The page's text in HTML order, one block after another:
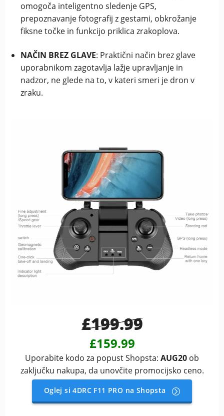
omogoča inteligentno sledenje GPS,
prepoznavanje fotografij z gestami, obkrožanje
fiksne točke in funkcijo priklica zrakoplova.
NAČIN BREZ GLAVE: Praktični način brez glave
uporabnikom zagotavlja lažje upravljanje in
nadzor, ne glede na to, v kateri smeri je dron v
zraku.
£199.99
£159.99
Uporabite kodo za popust Shopsta: AUG20 ob
zaključku nakupa, da unovčite promocijsko ceno.
Oglej si 4DRC F11 PRO na Shopsta